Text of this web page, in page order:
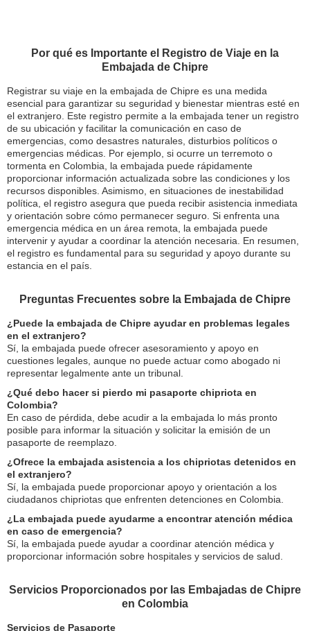
Por qué es Importante el Registro de Viaje en la
Embajada de Chipre
Registrar su viaje en la embajada de Chipre es una medida
esencial para garantizar su seguridad y bienestar mientras esté en
el extranjero. Este registro permite a la embajada tener un registro
de su ubicación y facilitar la comunicación en caso de
emergencias, como desastres naturales, disturbios políticos o
emergencias médicas. Por ejemplo, si ocurre un terremoto o
tormenta en Colombia, la embajada puede rápidamente
proporcionar información actualizada sobre las condiciones y los
recursos disponibles. Asimismo, en situaciones de inestabilidad
política, el registro asegura que pueda recibir asistencia inmediata
y orientación sobre cómo permanecer seguro. Si enfrenta una
emergencia médica en un área remota, la embajada puede
intervenir y ayudar a coordinar la atención necesaria. En resumen,
el registro es fundamental para su seguridad y apoyo durante su
estancia en el país.
Preguntas Frecuentes sobre la Embajada de Chipre
¿Puede la embajada de Chipre ayudar en problemas legales
en el extranjero?
Sí, la embajada puede ofrecer asesoramiento y apoyo en
cuestiones legales, aunque no puede actuar como abogado ni
representar legalmente ante un tribunal.
¿Qué debo hacer si pierdo mi pasaporte chipriota en
Colombia?
En caso de pérdida, debe acudir a la embajada lo más pronto
posible para informar la situación y solicitar la emisión de un
pasaporte de reemplazo.
¿Ofrece la embajada asistencia a los chipriotas detenidos en
el extranjero?
Sí, la embajada puede proporcionar apoyo y orientación a los
ciudadanos chipriotas que enfrenten detenciones en Colombia.
¿La embajada puede ayudarme a encontrar atención médica
en caso de emergencia?
Sí, la embajada puede ayudar a coordinar atención médica y
proporcionar información sobre hospitales y servicios de salud.
Servicios Proporcionados por las Embajadas de Chipre
en Colombia
Servicios de Pasaporte